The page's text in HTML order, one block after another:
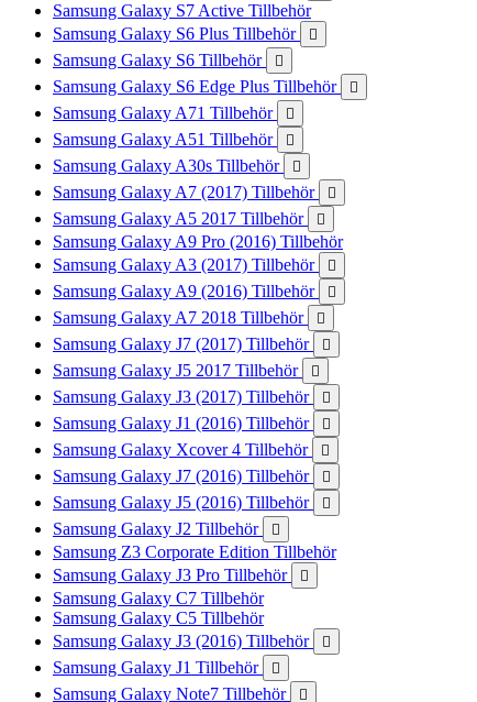
Samsung Galaxy S7 Active Tillbehör
Samsung Galaxy S6 Plus Tillbehör

Samsung Galaxy S6 Tillbehör 
Samsung Galaxy S6 Edge Plus Tillbehör 
Samsung Galaxy A71 Tillbehör 
Samsung Galaxy A51 Tillbehör 
Samsung Galaxy A30s Tillbehör 
Samsung Galaxy A7 (2017) Tillbehör 
Samsung Galaxy A5 2017 Tillbehör 
Samsung Galaxy A9 Pro (2016) Tillbehör
Samsung Galaxy A3 (2017) Tillbehör

Samsung Galaxy A9 (2016) Tillbehör 
Samsung Galaxy A7 2018 Tillbehör 
Samsung Galaxy J7 (2017) Tillbehör 
Samsung Galaxy J5 2017 Tillbehör 
Samsung Galaxy J3 (2017) Tillbehör 
Samsung Galaxy J1 (2016) Tillbehör 
Samsung Galaxy Xcover 4 Tillbehör 
Samsung Galaxy J7 (2016) Tillbehör 
Samsung Galaxy J5 (2016) Tillbehör 
Samsung Galaxy J2 Tillbehör 
Samsung Z3 Corporate Edition Tillbehör
Samsung Galaxy J3 Pro Tillbehör

Samsung Galaxy C7 Tillbehör
Samsung Galaxy C5 Tillbehör
Samsung Galaxy J3 (2016) Tillbehör

Samsung Galaxy J1 Tillbehör 
Samsung Galaxy Note7 Tillbehör 